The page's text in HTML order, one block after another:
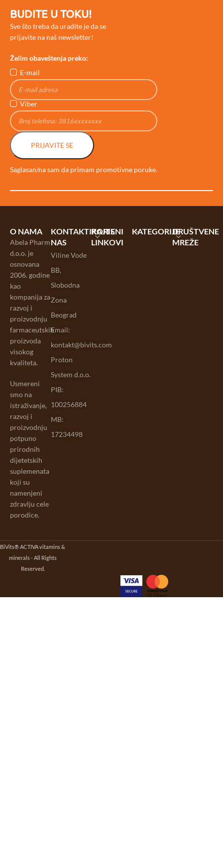
BUDITE U TOKU!
Sve što treba da uradite je da se
prijavite na naš newsletter!
Želim obaveštenja preko:
E-mail
Viber
PRIJAVITE SE
Saglasan/na sam da primam promotivne poruke.
O NAMA
Abela Pharm
d.o.o. je
osnovana
2006. godine
kao
kompanija za
razvoj i
proizvodnju
farmaceutskih
proizvoda
visokog
kvaliteta.
Usmereni
smo na
istraživanje,
razvoj i
proizvodnju
potpuno
prirodnih
dijetetskih
suplemenata
koji su
namenjeni
zdravlju cele
porodice.
KONTAKTIRAJTE
NAS
Viline Vode
BB,
Slobodna
Zona
Beograd
Email:
kontakt@bivits.com
Proton
System d.o.o.
PIB:
100256884
MB:
17234498
KORISNI
LINKOVI
KATEGORIJEDRUŠTVENE
MREŽE
BiVits® ACTIVA vitamins &
minerals - All Rights
Reserved.